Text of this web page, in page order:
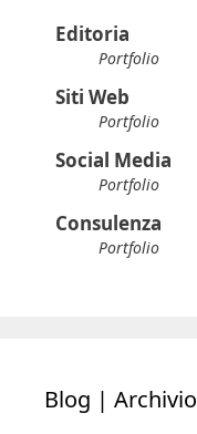
Editoria
Portfolio
Siti Web
Portfolio
Social Media
Portfolio
Consulenza
Portfolio
Blog | Archivio